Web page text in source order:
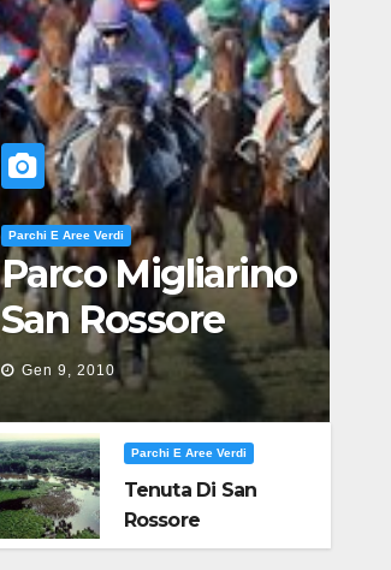
Parchi E Aree Verdi
Parco Migliarino
San Rossore
Massaciuccoli
Gen 9, 2010
Parchi E Aree Verdi
Tenuta Di San
Rossore